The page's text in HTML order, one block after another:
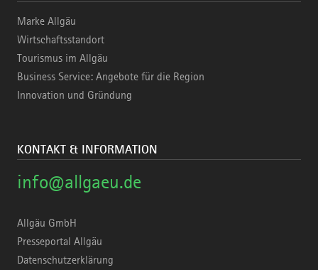
Marke Allgäu
Wirtschaftsstandort
Tourismus im Allgäu
Business Service: Angebote für die Region
Innovation und Gründung
KONTAKT & INFORMATION
info@allgaeu.de
Allgäu GmbH
Presseportal Allgäu
Datenschutzerklärung